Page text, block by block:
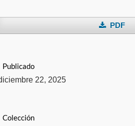
PDF
Publicado
22, 2025
Colección